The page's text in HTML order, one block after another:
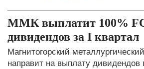
ММК выплатит 100%
дивидендов за I квартал
Магнитогорский
направит на выплату дивидендов